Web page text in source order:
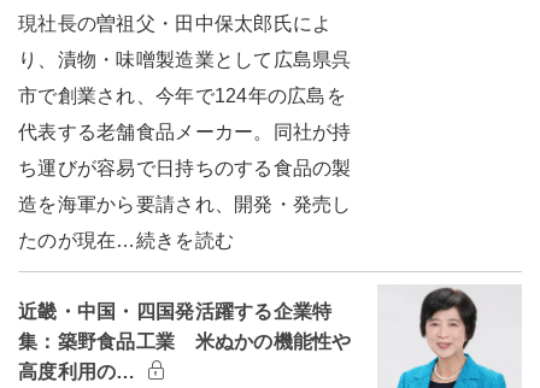
現社長の曽祖父・田中保太郎氏によ
り、漬物・味噌製造業として広島県呉
市で創業され、今年で124年の広島を
代表する老舗食品メーカー。同社が持
ち運びが容易で日持ちのする食品の製
造を海軍から要請され、開発・発売し
たのが現在…続きを読む
近畿・中国・四国発活躍する企業特
集：築野食品工業 米ぬかの機能性や
高度利用の…